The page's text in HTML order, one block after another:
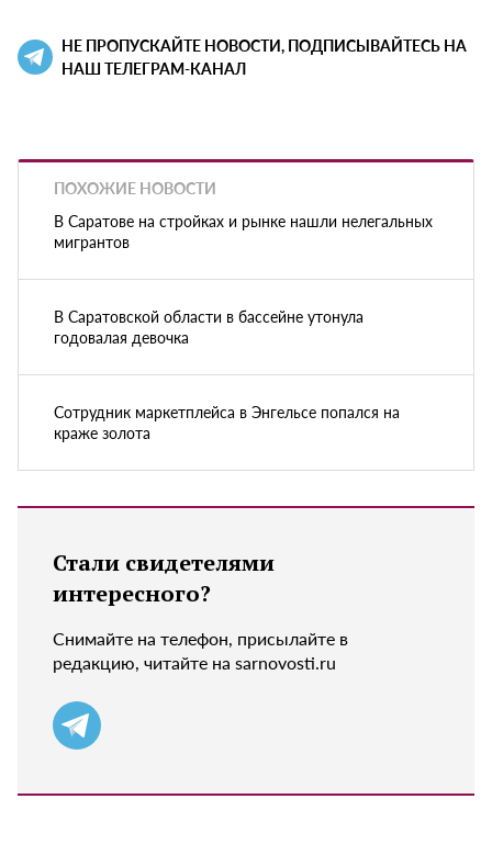
НЕ ПРОПУСКАЙТЕ НОВОСТИ, ПОДПИСЫВАЙТЕСЬ НА
НАШ ТЕЛЕГРАМ-КАНАЛ
ПОХОЖИЕ НОВОСТИ
В Саратове на стройках и рынке нашли нелегальных
мигрантов
В Саратовской области в бассейне утонула
годовалая девочка
Сотрудник маркетплейса в Энгельсе попался на
краже золота
Стали свидетелями
интересного?
Снимайте на телефон, присылайте в
редакцию, читайте на sarnovosti.ru